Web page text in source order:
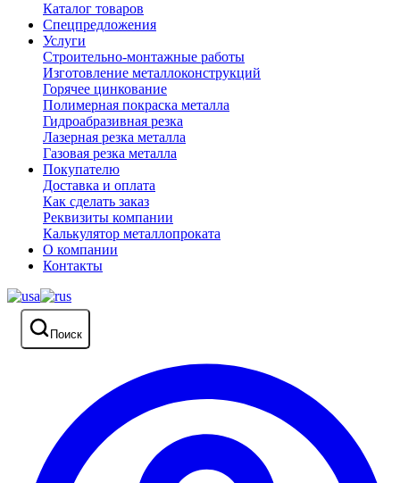
Каталог товаров
Спецпредложения
Услуги
Строительно-монтажные работы
Изготовление металлоконструкций
Горячее цинкование
Полимерная покраска металла
Гидроабразивная резка
Лазерная резка металла
Газовая резка металла
Покупателю
Доставка и оплата
Как сделать заказ
Реквизиты компании
Калькулятор металлопроката
О компании
Контакты
Поиск